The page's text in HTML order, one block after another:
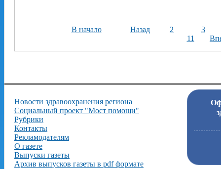
В начало Назад 2
3
11
Новости здравоохранения региона
Социальный проект "Мост помощи"
Рубрики
Контакты
Рекламодателям
О газете
Выпуски газеты
Архив выпусков газеты в pdf формате